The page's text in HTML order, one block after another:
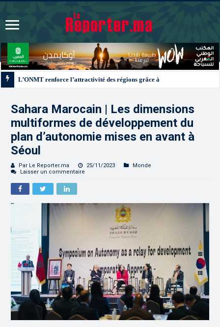
Sahara Marocain | Les dimensions
multiformes de développement du
plan d’autonomie mises en avant à
Séoul
Par Le Reporter.ma 25/11/2023
Monde
Laisser un commentaire